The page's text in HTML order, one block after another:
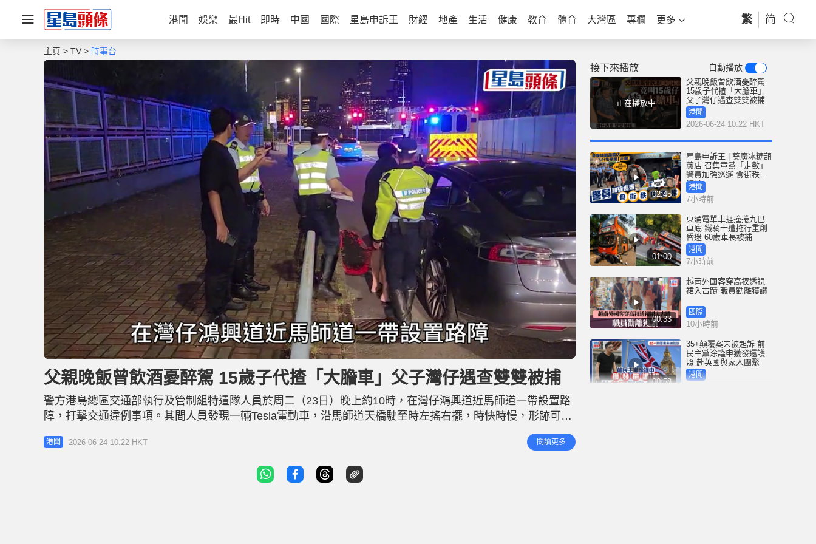
港聞 娛樂 最Hit 即時 中國 國際 星島申訴王 財經 地產 生活 健康 教育 體育 大灣區 專欄 更多 繁 简
主頁 TV 時事台
U
n
u
t
e
o
d
e
d
.
7
9
父親晚飯曾飲酒憂醉駕 15歲子代揸「大膽車」父子灣仔遇查雙雙被捕
警方港島總區交通部執行及管制組特遣隊人員於周二（23日）晚上約10時，在灣仔鴻興道近馬師道一帶設置路
障，打擊交通違例事項。其間人員發現一輛Tesla電動車，沿馬師道天橋駛至時左搖右擺，時快時慢，形跡可
疑，遂將車輛截停調查。警方發現司機外貌相當年輕，其後證實他是一名15歲少年，他持香港身份證的巴基斯
坦裔的少年，為一名學生，於是將他拘捕。 據了解，被捕少年當晚與父親在灣仔區用膳，其父曾飲酒，因不適
港聞 2026-06-24 10:22 HKT 閱讀更多
接下來播放 自動播放
正在播放中
父親晚飯曾飲酒憂醉駕
15歲子代揸「大膽車」
父子灣仔遇查雙雙被捕
港聞
2026-06-24 10:22 HKT
02:45
星島申訴王 | 葵廣冰糖葫
蘆店 召集童黨「走數」
警員加強巡邏 食街秩序
復常
港聞
7小時前
01:00
東涌電單車捱撞捲九巴
車底 鐵騎士遭拖行重創
昏迷 60歲車長被捕
港聞
7小時前
00:33
越南外國客穿高衩透視
裙入古蹟 職員勸離獲讚
國際
10小時前
00:58
35+顛覆案未被起訴 前
民主黨涂謹申獲發還護
照 赴英國與家人團聚
港聞